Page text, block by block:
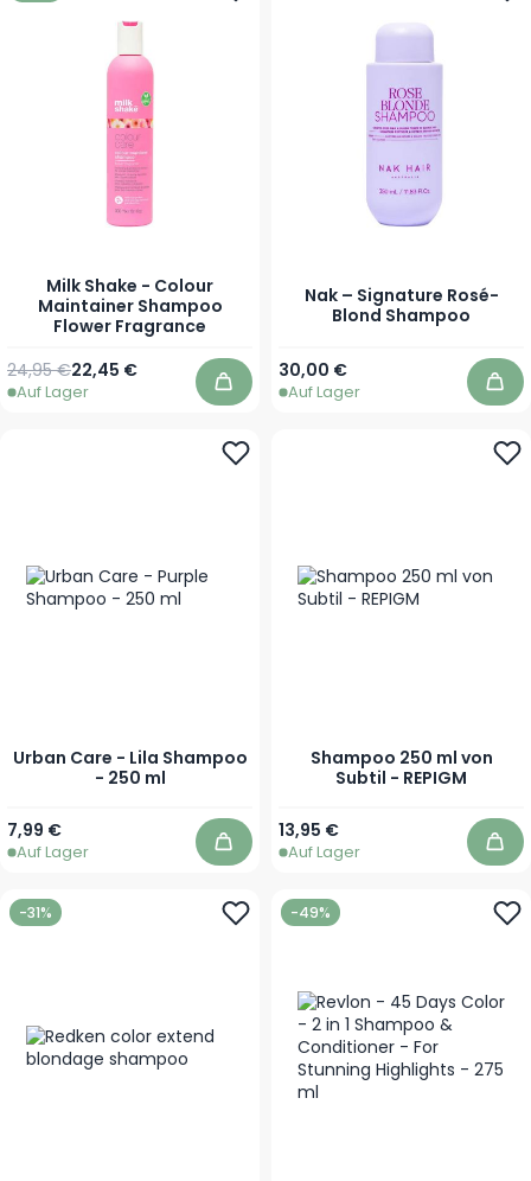
Milk Shake - Colour
Maintainer Shampoo
Flower Fragrance
Ab
22,45 €
Regulärer Preis
24,95 €
Auf Lager In den Warenkorb
Nak – Signature Rosé-
Blond Shampoo
Ab
30,00 €
Auf Lager In
Urban Care - Lila Shampoo
- 250 ml
7,99 €
Auf Lager In den Warenkorb
Shampoo 250 ml von
Subtil - REPIGM
Ab
13,95 €
Auf Lager In
-31% -49%